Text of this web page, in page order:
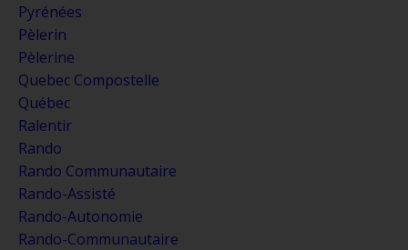
Pyrénées
Pèlerin
Pèlerine
Quebec Compostelle
Québec
Ralentir
Rando
Rando Communautaire
Rando-Assisté
Rando-Autonomie
Rando-Communautaire